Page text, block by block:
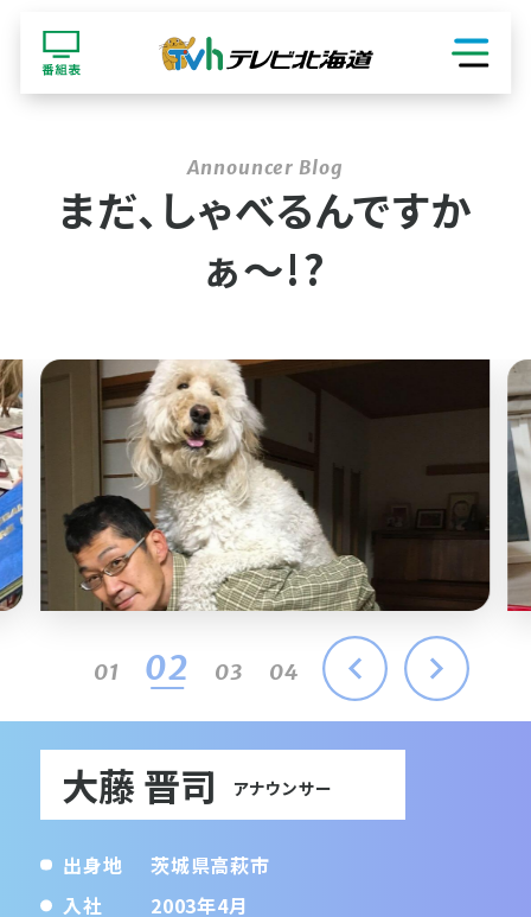
まだ、しゃべるんですか
ぁ〜!?
大藤 晋司 アナウンサー
出身地
茨城県高萩市
入社
2003年4月
01 02 03 04